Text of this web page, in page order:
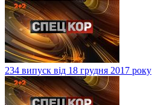
234 випуск від 18 грудня 2017 року